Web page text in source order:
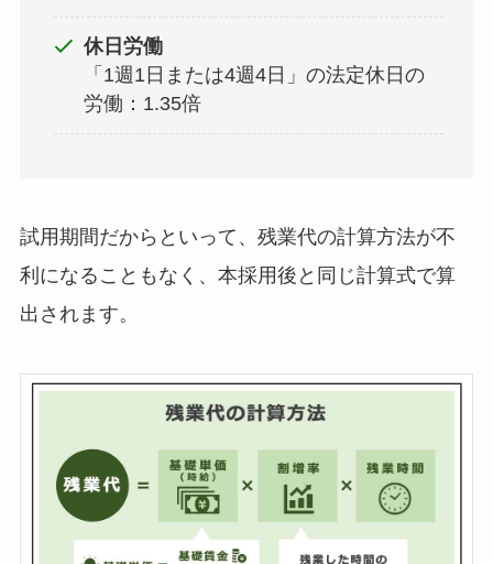
休日労働
「1週1日または4週4日」の法定休日の
労働：1.35倍
試用期間だからといって、残業代の計算方法が不
利になることもなく、本採用後と同じ計算式で算
出されます。